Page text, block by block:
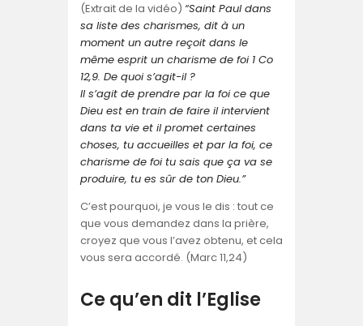
(Extrait de la vidéo) “Saint Paul dans
sa liste des charismes, dit à un
moment un autre reçoit dans le
même esprit un charisme de foi 1 Co
12,9. De quoi s’agit-il ?
Il s’agit de prendre par la foi ce que
Dieu est en train de faire il intervient
dans ta vie et il promet certaines
choses, tu accueilles et par la foi, ce
charisme de foi tu sais que ça va se
produire, tu es sûr de ton Dieu.”
C’est pourquoi, je vous le dis : tout ce
que vous demandez dans la prière,
croyez que vous l’avez obtenu, et cela
vous sera accordé. (Marc 11,24)
Ce qu’en dit l’Eglise